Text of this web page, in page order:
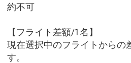
約不可
【フライト差額/1名】
現在選択中のフライトからの
す。